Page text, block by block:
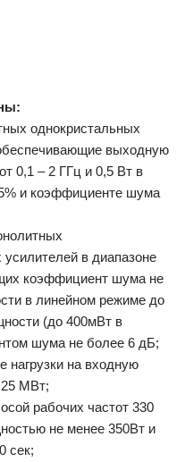
однокристальных
выходную
0,1 – 2 ГГц и 0,5 Вт в
и коэффициенте шума
в диапазоне
коэффициент шума не
в линейном режиме до
(до 400мВт в
шума не более 6 дБ;
нагрузки на входную
МВт;
рабочих частот 330
не менее 350Вт и
сек;